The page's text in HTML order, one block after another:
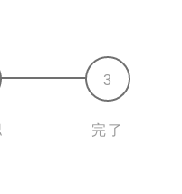
完了